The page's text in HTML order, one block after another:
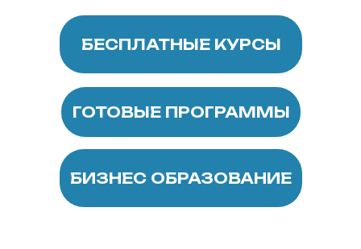
ГОТОВЫЕ ПРОГРАММЫ
БИЗНЕС ОБРАЗОВАНИЕ
БЕСПЛАТНЫЕ КУРСЫ